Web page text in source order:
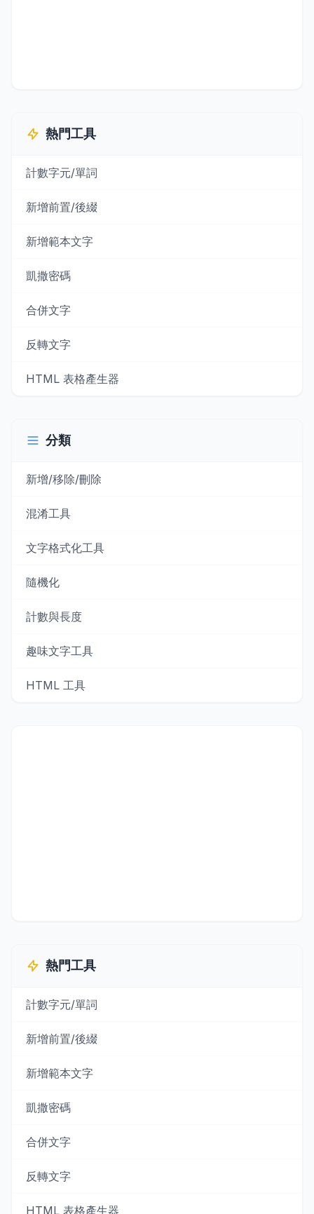
熱門工具
計數字元/單詞
新增前置/後綴
新增範本文字
凱撒密碼
合併文字
反轉文字
HTML 表格產生器
分類
新增/移除/刪除
混淆工具
文字格式化工具
隨機化
計數與長度
趣味文字工具
HTML 工具
熱門工具
計數字元/單詞
新增前置/後綴
新增範本文字
凱撒密碼
合併文字
反轉文字
HTML 表格產生器